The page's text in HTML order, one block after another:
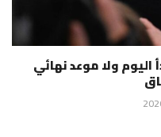
اليوم ولا موعد نهائي